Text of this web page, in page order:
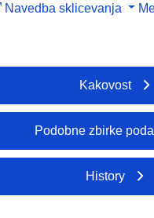
Navedba sklicevanja
Kakovost
Podobne zbirke
History